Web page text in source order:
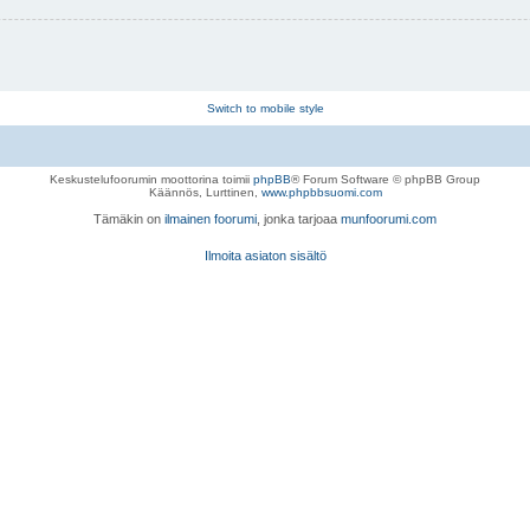
Switch to mobile style
Keskustelufoorumin moottorina toimii phpBB® Forum Software © phpBB Group
Käännös, Lurttinen, www.phpbbsuomi.com
Tämäkin on ilmainen foorumi , jonka tarjoaa munfoorumi.com
Ilmoita asiaton sisältö